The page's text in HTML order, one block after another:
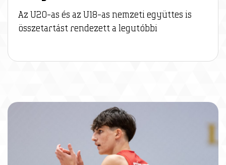
Az U20-as és az U18-as nemzeti együttes is
összetartást rendezett a legutóbbi